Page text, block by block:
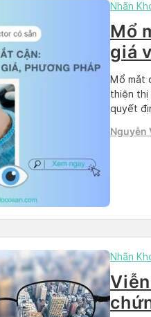
Nhãn
Mổ
giá
cận
Mổ mắt
thiện thị
quyết
Nguyễn
Nhãn